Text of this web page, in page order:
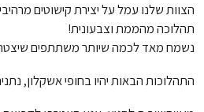
הצוות שלנו עמל על יצירת קישוטים
תהלוכה מהממת וצבעונית!
נשמח מאד לכמה שיותר משתתפים
התהלוכות הבאות יהיו בחופי אשקלון,